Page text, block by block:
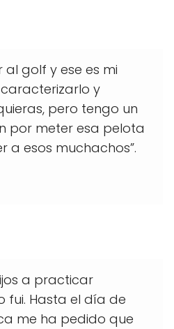
al golf y ese es mi
y
pero tengo un
por meter esa pelota
a esos muchachos”.
a practicar
fui. Hasta el día de
me ha pedido que